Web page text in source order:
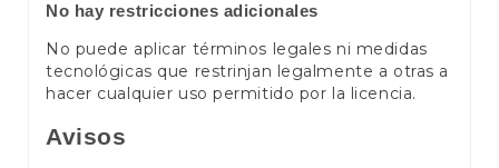
No hay restricciones adicionales
No puede aplicar términos legales ni medidas
tecnológicas que restrinjan legalmente a otras a
hacer cualquier uso permitido por la licencia.
Avisos